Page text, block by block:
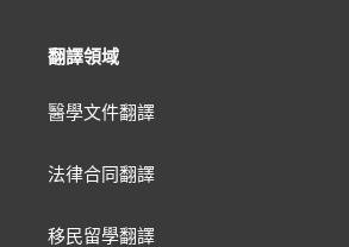
翻譯領域
醫學文件翻譯
法律合同翻譯
移民留學翻譯